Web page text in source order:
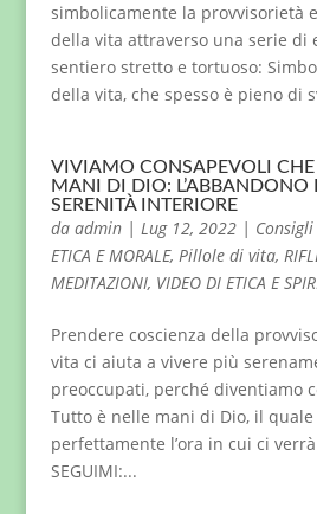
simbolicamente la provvisorietà
della vita attraverso una serie di
sentiero stretto e tortuoso:
della vita, che spesso è pieno di
VIVIAMO CONSAPEVOLI CHE
MANI DI DIO: L’ABBANDONO
SERENITÀ INTERIORE
da admin| Lug 12, 2022|
ETICA E MORALE, Pillole di vita,
MEDITAZIONI, VIDEO DI ETICA E
Prendere coscienza della
vita ci aiuta a vivere più
preoccupati, perché diventiamo
Tutto è nelle mani di Dio, il quale
perfettamente l’ora in cui ci
SEGUIMI:...